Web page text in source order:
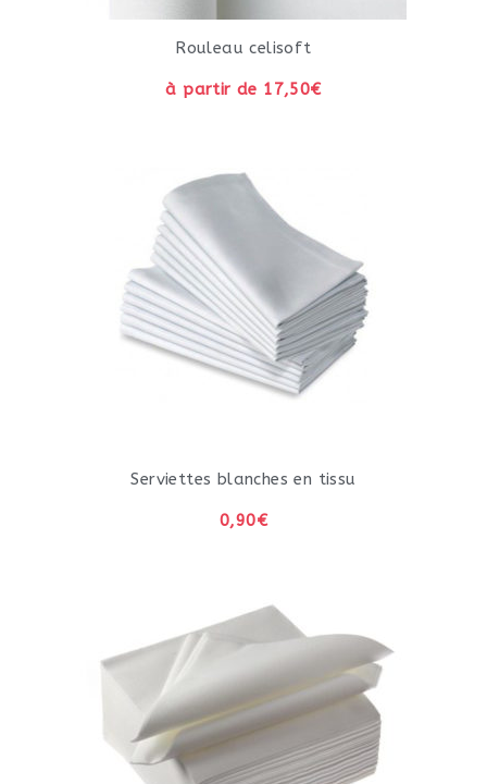
Rouleau celisoft
à partir de 17,50€
Serviettes blanches en tissu
0,90€